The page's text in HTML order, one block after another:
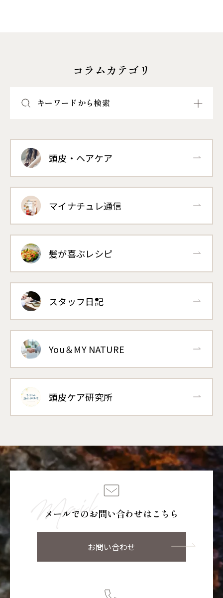
コラムカテゴリ
キーワードから検索
頭皮・ヘアケア
マイナチュレ通信
髪が喜ぶレシピ
スタッフ日記
You＆MY NATURE
頭皮ケア研究所
メールでのお問い合わせはこちら
お問い合わせ